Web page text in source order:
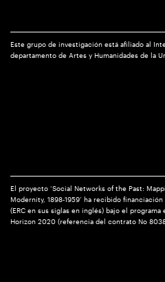
Este grupo de investigación está afiliado al
departamento de Artes y Humanidades de la
El proyecto ‘Social Networks of the Past:
Modernity, 1898-1959’ ha recibido
(ERC en sus siglas en inglés) bajo el
Horizon 2020 (referencia del contrato No